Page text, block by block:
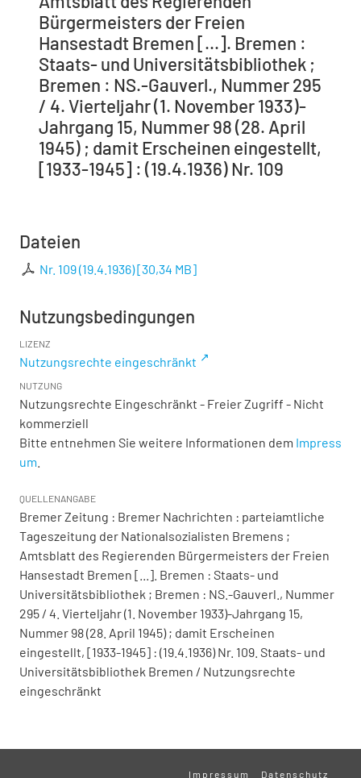
Bürgermeisters der Freien
Hansestadt Bremen [...]. Bremen :
Staats- und Universitätsbibliothek ;
Bremen : NS.-Gauverl., Nummer 295
/ 4. Vierteljahr (1. November 1933)-
Jahrgang 15, Nummer 98 (28. April
1945) ; damit Erscheinen eingestellt,
[1933-1945] : (19.4.1936) Nr. 109
Dateien
Nr. 109 (19.4.1936)[30,34 MB]
Nutzungsbedingungen
LIZENZ
Nutzungsrechte eingeschränkt
NUTZUNG
Nutzungsrechte Eingeschränkt - Freier Zugriff - Nicht
kommerziell
Bitte entnehmen Sie weitere Informationen dem Impress
um
QUELLENANGABE
Bremer Zeitung : Bremer Nachrichten : parteiamtliche
Tageszeitung der Nationalsozialisten Bremens ;
Amtsblatt des Regierenden Bürgermeisters der Freien
Hansestadt Bremen [...]. Bremen : Staats- und
Universitätsbibliothek ; Bremen : NS.-Gauverl., Nummer
295 / 4. Vierteljahr (1. November 1933)-Jahrgang 15,
Nummer 98 (28. April 1945) ; damit Erscheinen
eingestellt, [1933-1945] : (19.4.1936) Nr. 109. Staats- und
Universitätsbibliothek Bremen / Nutzungsrechte
eingeschränkt
Impressum Datenschutz